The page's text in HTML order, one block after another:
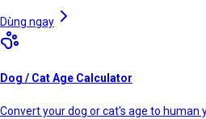
Dùng ngay
Dog / Cat Age Calculator
Convert your dog or cat's age to human